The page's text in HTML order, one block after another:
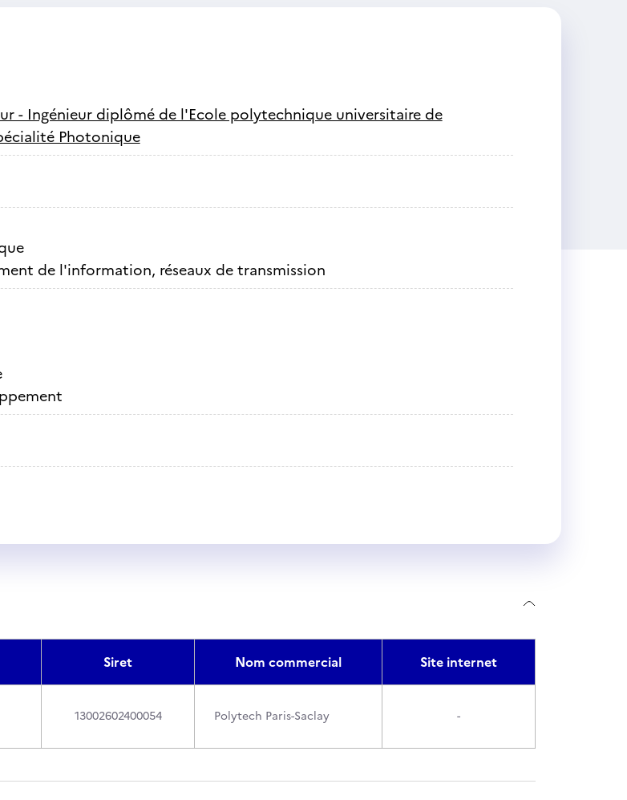
- Ingénieur diplômé de l'Ecole polytechnique universitaire de
Photonique
de l'information, réseaux de transmission
Siret Nom commercial Site internet
13002602400054 Polytech Paris-Saclay -